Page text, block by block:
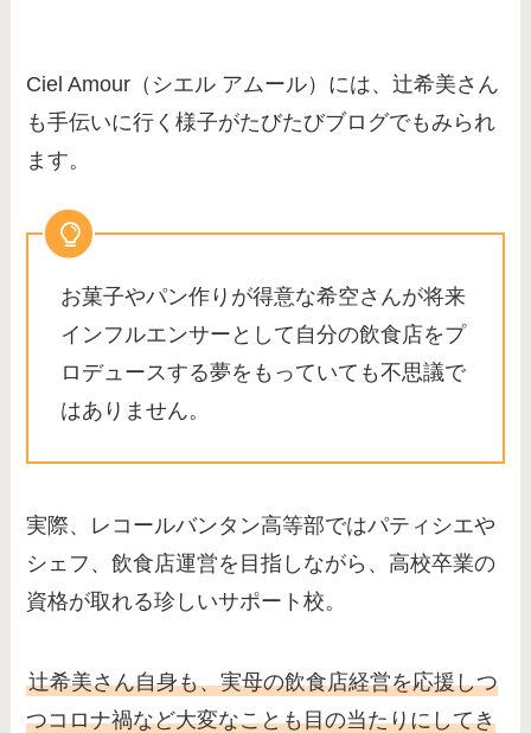
Ciel Amour（シエル アムール）には、辻希美さん
も手伝いに行く様子がたびたびブログでもみられ
ます。
お菓子やパン作りが得意な希空さんが将来
インフルエンサーとして自分の飲食店をプ
ロデュースする夢をもっていても不思議で
はありません。
実際、レコールバンタン高等部ではパティシエや
シェフ、飲食店運営を目指しながら、高校卒業の
資格が取れる珍しいサポート校。
辻希美さん自身も、実母の飲食店経営を応援しつ
つコロナ禍など大変なことも目の当たりにしてき